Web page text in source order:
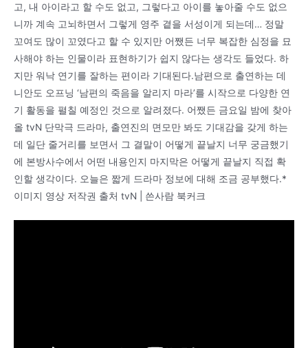
고, 내 아이라고 할 수도 없고, 그렇다고 아이를 놓아줄 수도 없으
니까 계속 고뇌하면서 그렇게 영주 곁을 서성이게 되는데… 정말
꼬여도 많이 꼬였다고 할 수 있지만 어쨌든 너무 복잡한 심정을 묘
사해야 하는 인물이라 표현하기가 쉽지 않다는 생각도 들었다. 하
지만 워낙 연기를 잘하는 편이라 기대된다.남편으로 출연하는 데
니안도 오프닝 ‘남편의 죽음을 알리지 마라’를 시작으로 다양한 연
기 활동을 펼칠 예정인 것으로 알려졌다. 어쨌든 금요일 밤에 찾아
올 tvN 단막극 드라마, 출연진의 면모만 봐도 기대감을 갖게 하는
데 일단 줄거리를 보면서 그 결말이 어떻게 끝날지 너무 궁금했기
에 본방사수에서 어떤 내용인지 마지막은 어떻게 끝날지 직접 확
인할 생각이다. 오늘은 짧게 드라마 정보에 대해 조금 공부했다.*
이미지 영상 저작권 출처 tvN | 쓴사람 북커크